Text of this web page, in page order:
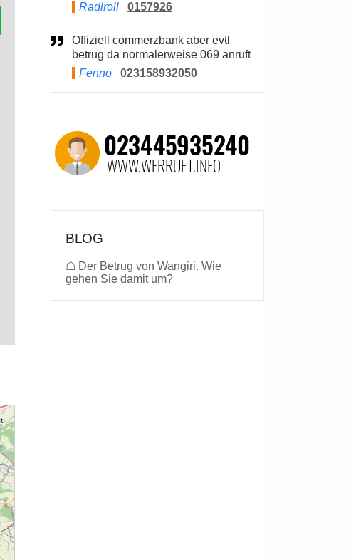
Radlroll
0157926
Offiziell commerzbank aber evtl
betrug da normalerweise 069 anruft
Fenno
023158932050
BLOG
☖ Der Betrug von Wangiri. Wie
gehen Sie damit um?